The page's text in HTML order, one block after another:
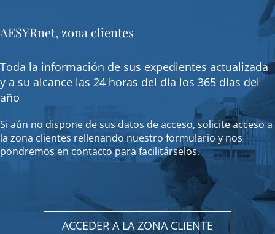
AESYRnet, zona clientes
Toda la información de sus expedientes actualizada
y a su alcance las 24 horas del día los 365 días del
año
Si aún no dispone de sus datos de acceso, solicite acceso a
la zona clientes rellenando nuestro formulario y nos
pondremos en contacto para facilitárselos.
ACCEDER A LA ZONA CLIENTE